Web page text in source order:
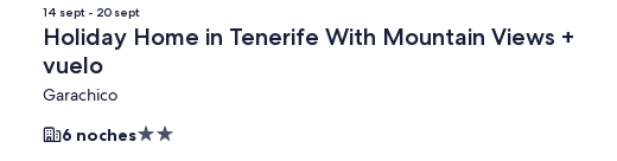
14 sept - 20 sept
Holiday Home in Tenerife With Mountain Views +
vuelo
Garachico
6 nochesAlojamiento